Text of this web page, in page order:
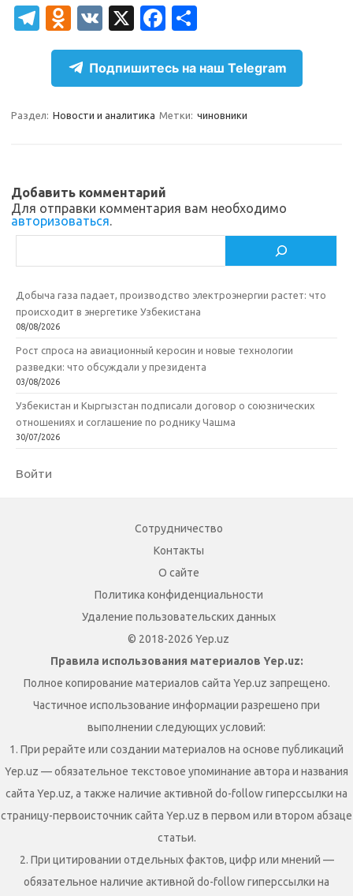
T
el
gr
a
O
d
n
o
kl
ik
i
V
K
X
Fa
c
e
b
o
т
п
р
а
ь
Подпишитесь на наш Telegram
Раздел: Новости и аналитика Метки: чиновники
Добавить комментарий
Для отправки комментария вам необходимо
авторизоваться.
Добыча газа падает, производство электроэнергии растет: что
происходит в энергетике Узбекистана
08/08/2026
Рост спроса на авиационный керосин и новые технологии
разведки: что обсуждали у президента
03/08/2026
Узбекистан и Кыргызстан подписали договор о союзнических
отношениях и соглашение по роднику Чашма
30/07/2026
Войти
Сотрудничество
Контакты
О сайте
Политика конфиденциальности
Удаление пользовательских данных
© 2018-2026 Yep.uz
Правила использования материалов Yep.uz:
Полное копирование материалов сайта Yep.uz запрещено.
Частичное использование информации разрешено при
выполнении следующих условий:
1. При рерайте или создании материалов на основе публикаций
Yep.uz — обязательное текстовое упоминание автора и названия
сайта Yep.uz, а также наличие активной do-follow гиперссылки на
страницу-первоисточник сайта Yep.uz в первом или втором абзаце
статьи.
2. При цитировании отдельных фактов, цифр или мнений —
обязательное наличие активной do-follow гиперссылки на